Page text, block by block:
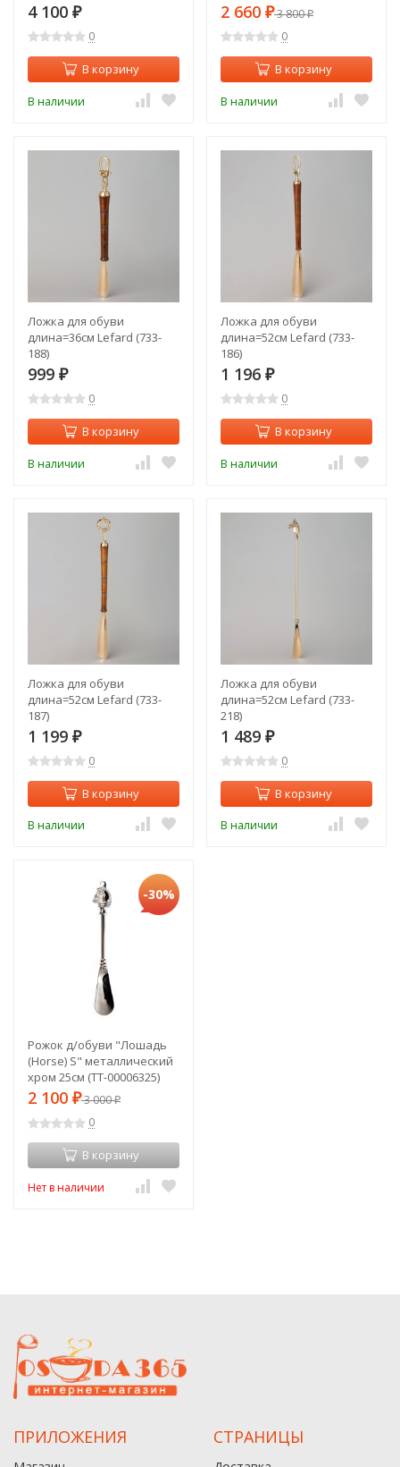
4 100 ₽
0
В корзину
В наличии
2 660 ₽3 800₽
0
В корзину
В наличии
Ложка для обуви
длина=36см Lefard (733-
188)
999 ₽
0
В корзину
В наличии
Ложка для обуви
длина=52см Lefard (733-
186)
1 196 ₽
0
В корзину
В наличии
Ложка для обуви
длина=52см Lefard (733-
187)
1 199 ₽
0
В корзину
В наличии
Ложка для обуви
длина=52см Lefard (733-
218)
1 489 ₽
0
В корзину
В наличии
-30%
Рожок д/обуви "Лошадь
(Horse) S" металлический
хром 25см (TT-00006325)
2 100 ₽3 000₽
0
В корзину
Нет в наличии
ПРИЛОЖЕНИЯ СТРАНИЦЫ